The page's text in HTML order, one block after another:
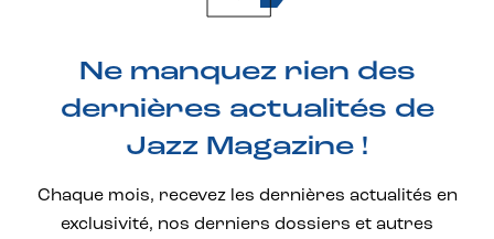
Ne manquez rien des
dernières actualités de
Jazz Magazine !
Chaque mois, recevez les dernières actualités en
exclusivité, nos derniers dossiers et autres